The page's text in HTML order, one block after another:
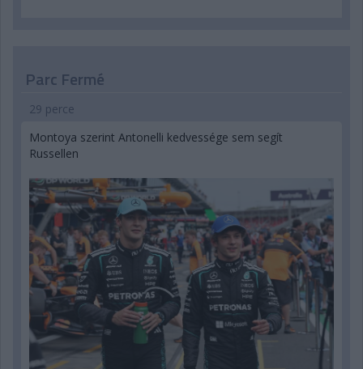
Parc Fermé
29 perce
Montoya szerint Antonelli kedvessége sem segít
Russellen